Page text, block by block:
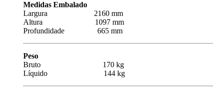
Medidas Embalado
Largura 2160 mm
Altura 1097 mm
Profundidade 665 mm
Peso
Bruto 170 kg
Líquido 144 kg